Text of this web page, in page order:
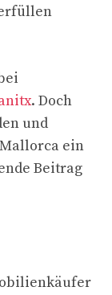
. Doch
und
ein
Beitrag